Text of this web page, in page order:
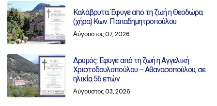
Καλάβρυτα: Έφυγε από τη ζωή η Θεοδώρα
(χήρα) Κων. Παπαδημητροπούλου
Αύγουστος 07, 2026
Δρυμός: Έφυγε από τη ζωή η Αγγελική
Χριστοδουλοπούλου – Αθανασοπούλου, σε
ηλικία 56 ετών
Αύγουστος 03, 2026